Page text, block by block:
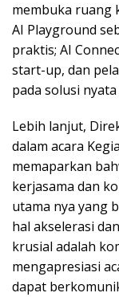
membuka ruang
AI Playground
praktis; AI
start-up, dan
pada solusi
Lebih lanjut,
dalam acara
memaparkan
kerjasama dan
utama nya yang
hal akselerasi
krusial adalah
mengapresiasi
dapat